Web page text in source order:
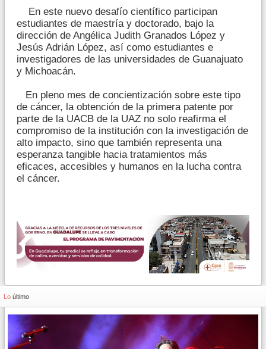
En este nuevo desafío científico participan
estudiantes de maestría y doctorado, bajo la
dirección de Angélica Judith Granados López y
Jesús Adrián López, así como estudiantes e
investigadores de las universidades de Guanajuato
y Michoacán.
En pleno mes de concientización sobre este tipo
de cáncer, la obtención de la primera patente por
parte de la UACB de la UAZ no solo reafirma el
compromiso de la institución con la investigación de
alto impacto, sino que también representa una
esperanza tangible hacia tratamientos más
eficaces, accesibles y humanos en la lucha contra
el cáncer.
Lo último